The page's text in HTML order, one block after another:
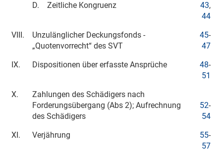
D.
Zeitliche Kongruenz 43,
44
VIII.
Unzulänglicher Deckungsfonds -
„Quotenvorrecht“ des SVT
45-
47
IX.
Dispositionen über erfasste Ansprüche 48-
51
X.
Zahlungen des Schädigers nach
Forderungsübergang (Abs 2); Aufrechnung
des Schädigers
52-
54
XI.
Verjährung 55-
57